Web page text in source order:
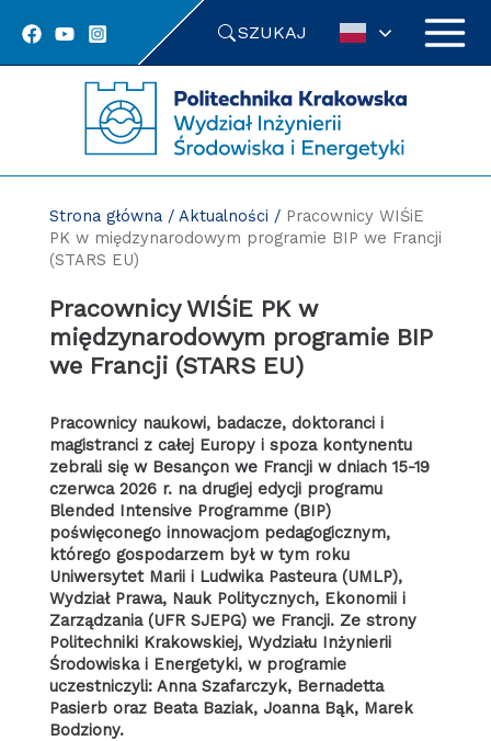
SZUKAJ
Strona główna/ Aktualności / Pracownicy WIŚiE
PK w międzynarodowym programie BIP we Francji
(STARS EU)
Pracownicy WIŚiE PK w
międzynarodowym programie BIP
we Francji (STARS EU)
Pracownicy naukowi, badacze, doktoranci i
magistranci z całej Europy i spoza kontynentu
zebrali się w Besançon we Francji w dniach 15-19
czerwca 2026 r. na drugiej edycji programu
Blended Intensive Programme (BIP)
poświęconego innowacjom pedagogicznym,
którego gospodarzem był w tym roku
Uniwersytet Marii i Ludwika Pasteura (UMLP),
Wydział Prawa, Nauk Politycznych, Ekonomii i
Zarządzania (UFR SJEPG) we Francji. Ze strony
Politechniki Krakowskiej, Wydziału Inżynierii
Środowiska i Energetyki, w programie
uczestniczyli: Anna Szafarczyk, Bernadetta
Pasierb oraz Beata Baziak, Joanna Bąk, Marek
Bodziony.